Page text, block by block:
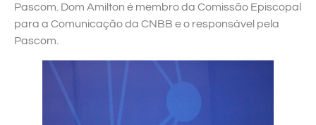
Pascom. Dom Amilton é membro da Comissão Episcopal
para a Comunicação da CNBB e o responsável pela
Pascom.